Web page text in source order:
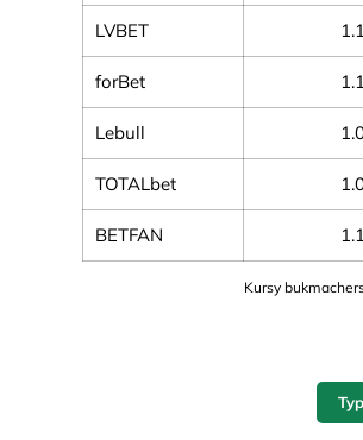
LVBET
forBet
Lebull
TOTALbet
BETFAN
Kursy